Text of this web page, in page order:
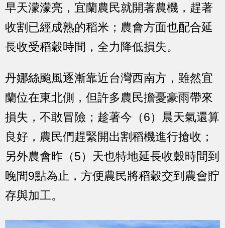
早天濛濛亮，宜蘭農民就開著農機，趕著
收割已經成熟的稻米；農會方面也配合延
長收受稻穀時間，全力降低損失。
丹娜絲颱風逐漸靠近台灣西南方，雖然宜
蘭位在東北側，但許多農民擔憂豪雨帶來
損失，不敢冒險；趁著今（6）晨天氣還算
良好，農民們趕緊開出割稻機進行搶收；
另外農會昨（5）天也特地延長收穀時間到
晚間9點為止，方便農民將稻穀交到農會貯
存與加工。